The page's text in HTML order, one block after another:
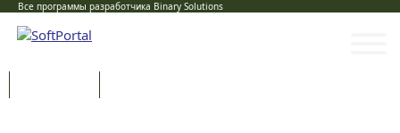
Все программы разработчика Binary Solutions